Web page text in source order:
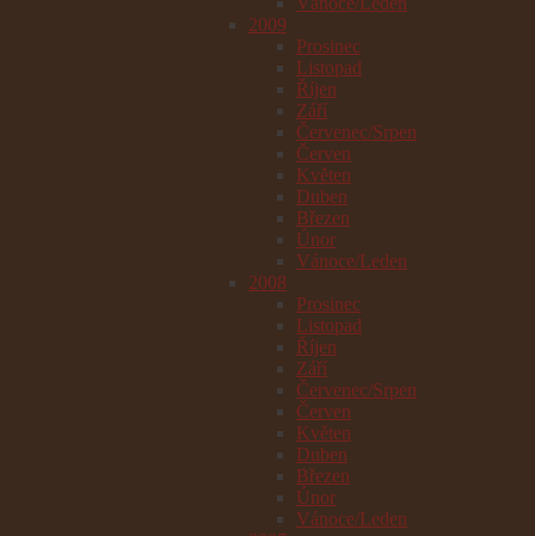
2009
Prosinec
Listopad
Říjen
Září
Červenec/Srpen
Červen
Květen
Duben
Březen
Únor
Vánoce/Leden
2008
Prosinec
Listopad
Říjen
Září
Červenec/Srpen
Červen
Květen
Duben
Březen
Únor
Vánoce/Leden